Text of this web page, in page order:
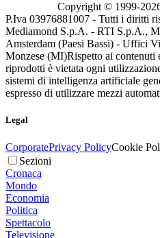
Copyright © 1999-
P.Iva 03976881007 - Tutti i diritti
Mediamond S.p.A. - RTI S.p.A.,
Amsterdam (Paesi Bassi) - Uffici
Monzese (MI)Rispetto ai contenuti
riprodotti è vietata ogni
sistemi di intelligenza artificiale
espresso di utilizzare mezzi
Legal
CorporatePrivacy PolicyCookie
Sezioni
Cronaca
Mondo
Economia
Politica
Spettacolo
Televisione